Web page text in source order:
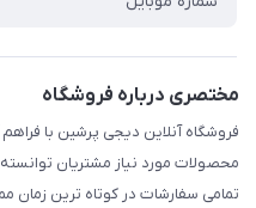
مختصری درباره فروشگاه
فروشگاه آنلاین دیجی پرشین با
محصولات مورد نیاز مشتریان
تمامی سفارشات در کوتاه ترین